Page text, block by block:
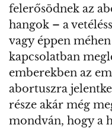
felerősödnek az
hangok – a
vagy éppen
kapcsolatban
emberekben az
abortuszra
része akár még
mondván, hogy a